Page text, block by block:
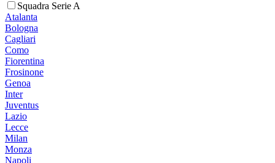
Squadra Serie A
Atalanta
Bologna
Cagliari
Como
Fiorentina
Frosinone
Genoa
Inter
Juventus
Lazio
Lecce
Milan
Monza
Napoli